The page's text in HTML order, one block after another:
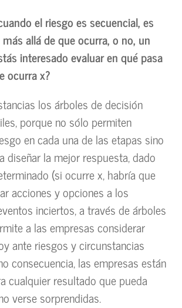
el riesgo es secuencial, es
allá de que ocurra, o no, un
interesado evaluar en qué pasa
ocurra x?
los árboles de decisión
porque no sólo permiten
en cada una de las etapas sino
diseñar la mejor respuesta, dado
(si ocurre x, habría que
acciones y opciones a los
inciertos, a través de árboles
a las empresas considerar
ante riesgos y circunstancias
consecuencia, las empresas están
cualquier resultado que pueda
verse sorprendidas.